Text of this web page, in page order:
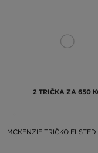
2 TRIČKA ZA 650
MCKENZIE TRIČKO ELSTED